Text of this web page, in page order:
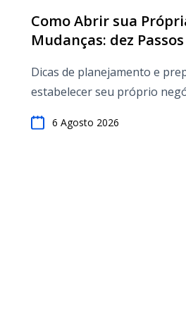
Como Abrir sua
Mudanças: dez
Dicas de planejamento e
estabelecer seu próprio
6 Agosto 2026